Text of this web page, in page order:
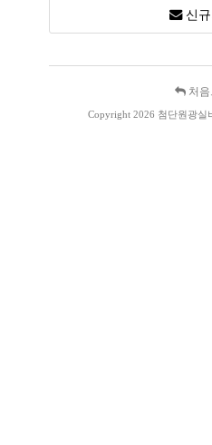
신규
처음
Copyright 2026 첨단원광실